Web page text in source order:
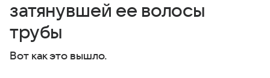
затянувшей ее волосы
трубы
Вот как это вышло.